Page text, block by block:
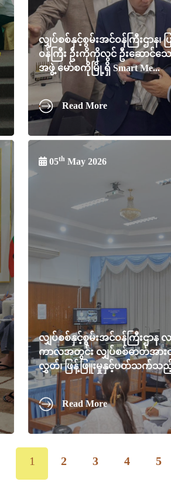
လျှပ်စစ်နှင့်စွမ်းအင်ဝန်ကြီးဌာန၊
ဝန်ကြီး ဦးကိုကိုလွင် ဦးဆောင်
အဖွဲ့ မော်စကိုမြို့ရှိ Smart Me...
Read More
05thMay 2026
လျှပ်စစ်နှင့်စွမ်းအင်ဝန်ကြီးဌာန
ကာလအတွင်း လျှပ်စစ်ဓာတ်အာ
လွှတ်၊ ဖြန့်ဖြူးမှုနှင့်ပတ်သက်သ
Read More
1 2 3 4 5